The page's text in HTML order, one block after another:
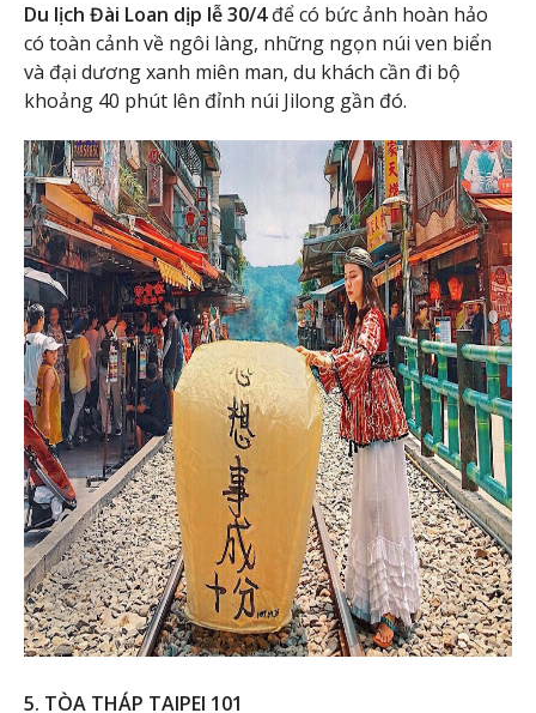
Du lịch Đài Loan dịp lễ 30/4để có bức ảnh hoàn hảo
có toàn cảnh về ngôi làng, những ngọn núi ven biển
và đại dương xanh miên man, du khách cần đi bộ
khoảng 40 phút lên đỉnh núi Jilong gần đó.
5. TÒA THÁP TAIPEI 101